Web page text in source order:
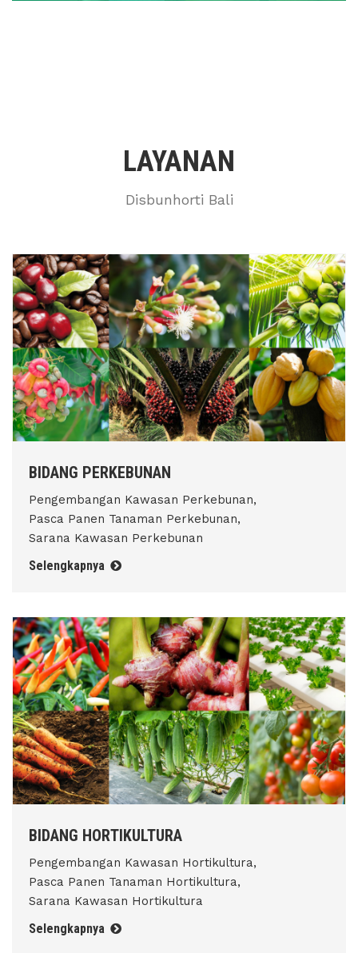
LAYANAN
Disbunhorti Bali
BIDANG PERKEBUNAN
Pengembangan Kawasan Perkebunan,
Pasca Panen Tanaman Perkebunan,
Sarana Kawasan Perkebunan
Selengkapnya
BIDANG HORTIKULTURA
Pengembangan Kawasan Hortikultura,
Pasca Panen Tanaman Hortikultura,
Sarana Kawasan Hortikultura
Selengkapnya